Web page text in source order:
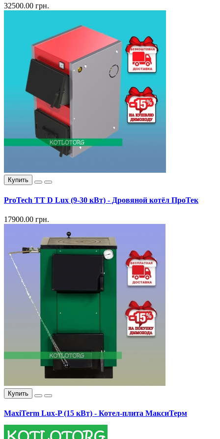
32500.00 грн.
Купить
ProTech TT D Lux (9-30 кВт) - Дровяной котёл ПроТек
17900.00 грн.
Купить
MaxiTerm Lux-P (15 кВт) - Котел-плита МаксиТерм
17400.00 грн.